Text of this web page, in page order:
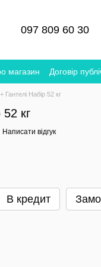
097 809 60 30
магазин Договір
Гантелі Набір 52 кг
кг
Написати відгук
В кредит